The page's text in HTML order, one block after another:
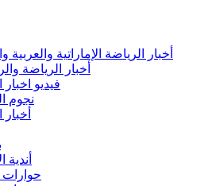
أخبار الرياضة الإماراتية والعربية
أخبار الرياضة
فيديو اخبار
نجوم
أندية
حوارات